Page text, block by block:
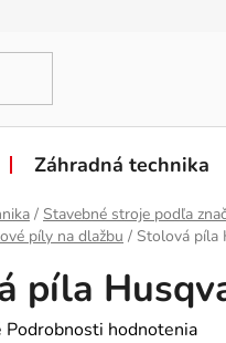
Záhradná technika
/ Stavebné stroje podľa
píly na dlažbu / Stolová píla
píla
Podrobnosti hodnotenia